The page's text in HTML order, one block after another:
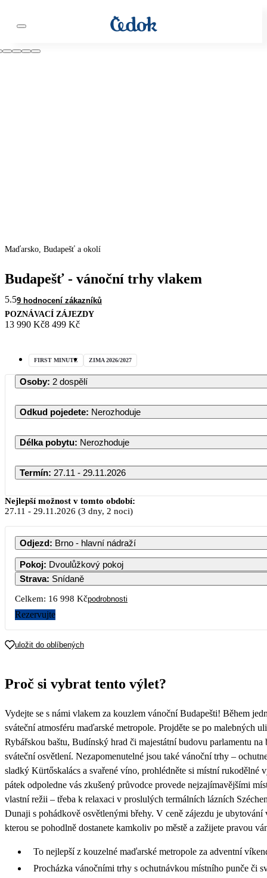
Maďarsko, Budapešť a okolí
Budapešť - vánoční trhy vlakem
5.59 hodnocení zákazníků
POZNÁVACÍ ZÁJEZDY
13 990 Kč8 499 Kč
FIRST MINUTE ZIMA 2026/2027
Osoby: 2 dospělí
Odkud pojedete: Nerozhoduje
Délka pobytu: Nerozhoduje
Termín: 27.11 - 29.11.2026
Listopad
PO ÚT ST ČT
2 3 4 5
30
Nejlepší možnost v tomto období:
27.11 - 29.11.2026 (3 dny, 2 noci)
Odjezd: Brno - hlavní nádraží
Pokoj: Dvoulůžkový pokoj
Strava: Snídaně
Celkem: 16 998 Kčpodrobnosti
Rezervujte
uložit do oblíbených
Proč si vybrat tento výlet?
Vydejte se s námi vlakem za kouzlem vánoční Budapešti! Během
sváteční atmosféru maďarské metropole. Projděte se po malebných
Rybářskou baštu, Budínský hrad či majestátní budovu parlamentu
sváteční osvětlení. Nezapomenutelné jsou také vánoční trhy –
sladký Kürtőskalács a svařené víno, prohlédněte si místní
pátek odpoledne vás zkušený průvodce provede nejzajímavějšími
vlastní režii – třeba k relaxaci v proslulých termálních lázních
Dunaji s pohádkově osvětlenými břehy. V ceně zájezdu je
kterou se pohodlně dostanete kamkoliv po městě a zažijete pravou
To nejlepší z kouzelné maďarské metropole za adventní
Procházka vánočními trhy s ochutnávkou místního punče či